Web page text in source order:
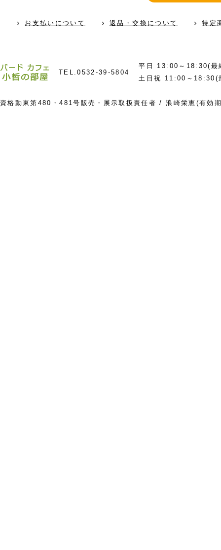
お支払いについて 返品・交換について 特定
TEL.0532-39-5804
平日 13:00～18:30(最
土日祝 11:00～18:30(
資格動東第480・481号販売・展示取扱責任者 / 浪崎栄恵(有効